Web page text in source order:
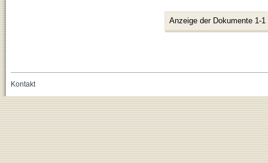
Anzeige der Dokumente 1-1
Kontakt